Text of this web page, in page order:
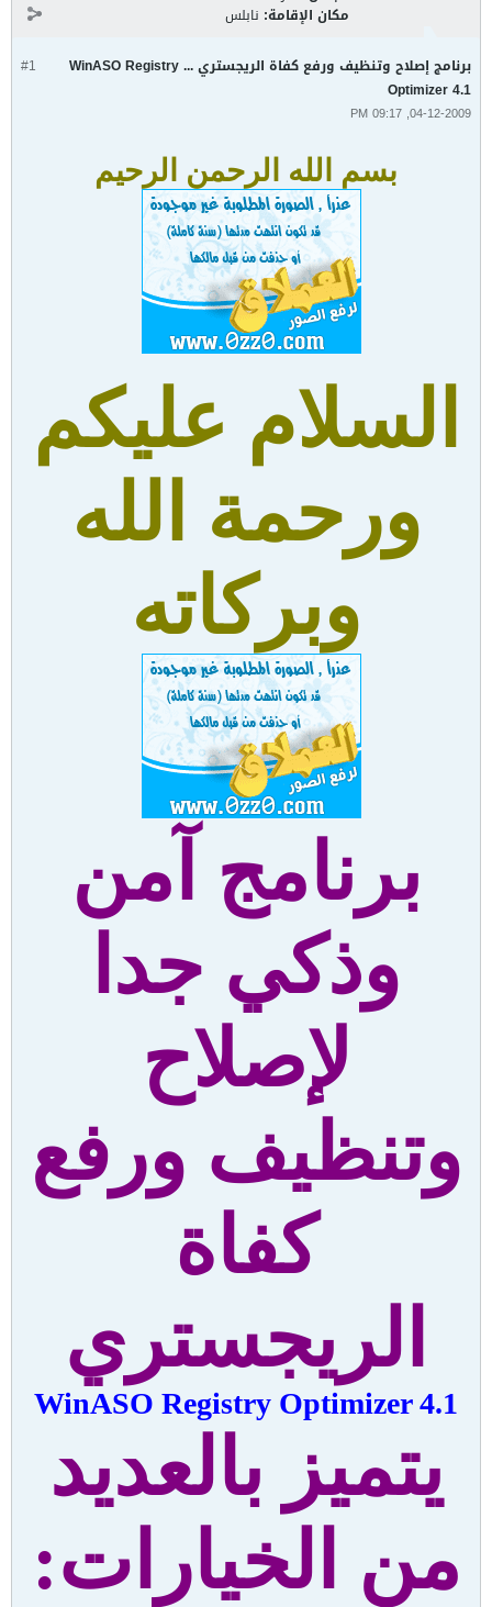
مكان الإقامة: نابلس
#1
برنامج إصلاح وتنظيف ورفع كفاة الريجستري ... WinASO Registry
Optimizer 4.1
04-12-2009, 09:17 PM
بسم الله الرحمن الرحيم
السلام عليكم
ورحمة الله
وبركاته
برنامج آمن
وذكي جدا
لإصلاح
وتنظيف ورفع
كفاة
الريجستري
WinASO Registry Optimizer 4.1
يتميز بالعديد
من الخيارات: